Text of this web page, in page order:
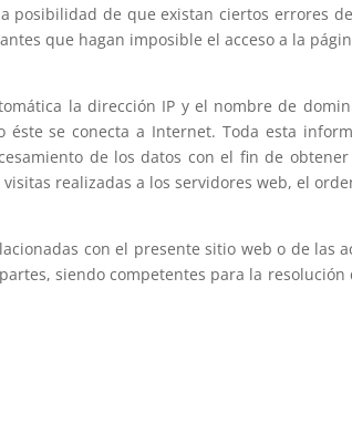
posibilidad de que existan ciertos errores
que hagan imposible el acceso a la
la dirección IP y el nombre de
se conecta a Internet. Toda esta
de los datos con el fin de
realizadas a los servidores web, el
con el presente sitio web o de las
siendo competentes para la